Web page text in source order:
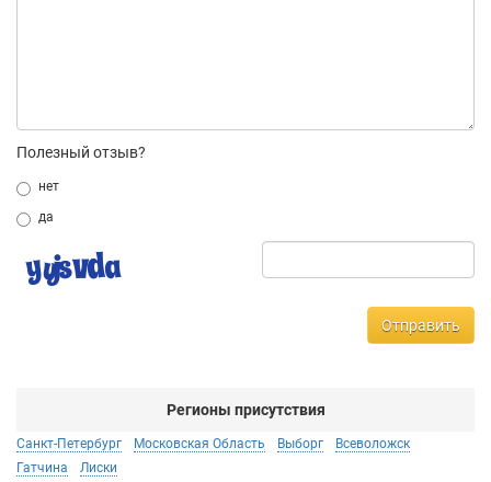
Полезный отзыв?
нет
да
Отправить
Регионы присутствия
Санкт-Петербург Московская Область Выборг
Всеволожск
Гатчина
Лиски